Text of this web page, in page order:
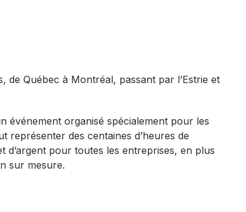
de Québec à Montréal, passant par l’Estrie et
événement organisé spécialement pour les
représenter des centaines d’heures de
d’argent pour toutes les entreprises, en plus
sur mesure.